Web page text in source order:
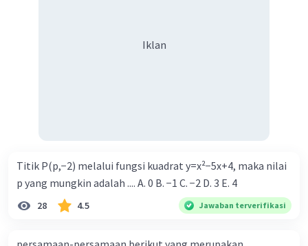
Iklan
Titik P(p,−2) melalui fungsi kuadrat y=x²−5x+4, maka nilai
p yang mungkin adalah .... A. 0 B. −1 C. −2 D. 3 E. 4
28 4.5 Jawaban terverifikasi